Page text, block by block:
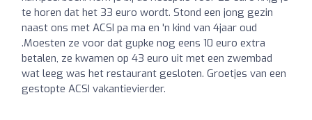
te horen dat het 33 euro wordt. Stond een jong gezin
naast ons met ACSI pa ma en 'n kind van 4jaar oud
.Moesten ze voor dat gupke nog eens 10 euro extra
betalen, ze kwamen op 43 euro uit met een zwembad
wat leeg was het restaurant gesloten. Groetjes van een
gestopte ACSI vakantievierder.